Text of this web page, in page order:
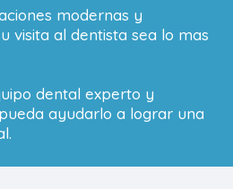
modernas y
visita al dentista sea lo mas
dental experto y
ayudarlo a lograr una